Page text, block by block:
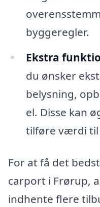
byggeregler.
Ekstra
du ønsker
belysning,
el. Disse kan
tilføre værdi til
For at få det
carport i Frørup,
indhente flere